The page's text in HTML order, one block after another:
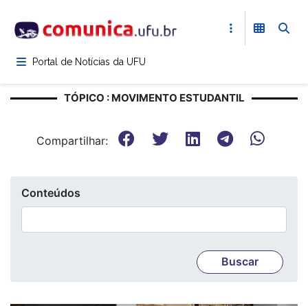
para
conteúdoPortal de Notícias da UFU
TÓPICO : MOVIMENTO ESTUDANTIL
Compartilhar:
Conteúdos